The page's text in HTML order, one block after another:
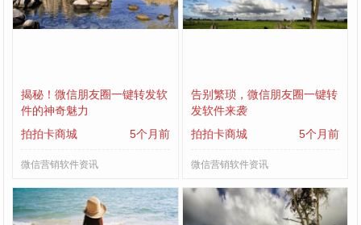
揭秘！微信朋友圈一键转发软
件的神奇魅力
拍拍卡商城
5个月前
微信营销软件资讯
告别繁琐，微信朋友圈一键转
发软件来袭
拍拍卡商城
5个月前
微信营销软件资讯